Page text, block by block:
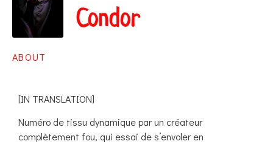
Condor
ABOUT
[IN TRANSLATION]
Numéro de tissu dynamique par un créateur
complètement fou, qui essai de s’envoler en